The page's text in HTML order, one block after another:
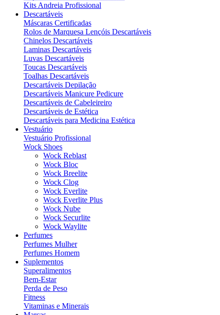
Kits Andreia Profissional
Descartáveis
Máscaras Certificadas
Rolos de Marquesa Lençóis Descartáveis
Chinelos Descartáveis
Laminas Descartáveis
Luvas Descartáveis
Toucas Descartáveis
Toalhas Descartáveis
Descartáveis Depilação
Descartáveis Manicure Pedicure
Descartáveis de Cabeleireiro
Descartáveis de Estética
Descartáveis para Medicina Estética
Vestuário
Vestuário Profissional
Wock Shoes
Wock Reblast
Wock Bloc
Wock Breelite
Wock Clog
Wock Everlite
Wock Everlite Plus
Wock Nube
Wock Securlite
Wock Waylite
Perfumes
Perfumes Mulher
Perfumes Homem
Suplementos
Superalimentos
Bem-Estar
Perda de Peso
Fitness
Vitaminas e Minerais